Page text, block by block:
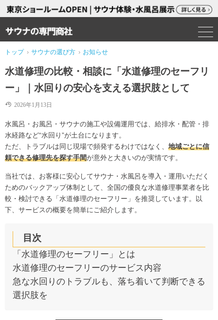
トップ › サウナの選び方 › お知らせ
水道修理の比較・相談に「水道修理のセーフリ
ー」｜水回りの安心を支える選択肢として
2026年1月13日
水風呂・お風呂・サウナの施工や設備運用では、給排水・配管・排
水経路など“水回り”が土台になります。
ただ、トラブルは同じ現場で頻発するわけではなく、 地域ごとに信
頼できる修理先を探す手間が意外と大きいのが実情です。
当社では、お客様に安心してサウナ・水風呂を導入・運用いただく
ためのバックアップ体制として、全国の優良な水道修理事業者を比
較・検討できる「水道修理のセーフリー 」を推奨しています。以
下、サービスの概要を簡単にご紹介します。
目次
「水道修理のセーフリー」とは
水道修理のセーフリーのサービス内容
急な水回りのトラブルも、落ち着いて判断できる
選択肢を